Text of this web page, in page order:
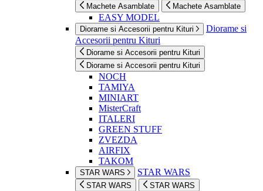
Machete Asamblate Machete Asamblate
EASY MODEL
Diorame si Accesorii pentru Kituri
Diorame si
Accesorii pentru Kituri
Diorame si Accesorii pentru Kituri
Diorame si Accesorii pentru Kituri
NOCH
TAMIYA
MINIART
MisterCraft
ITALERI
GREEN STUFF
ZVEZDA
AIRFIX
TAKOM
STAR WARS STAR WARS
STAR WARS STAR WARS